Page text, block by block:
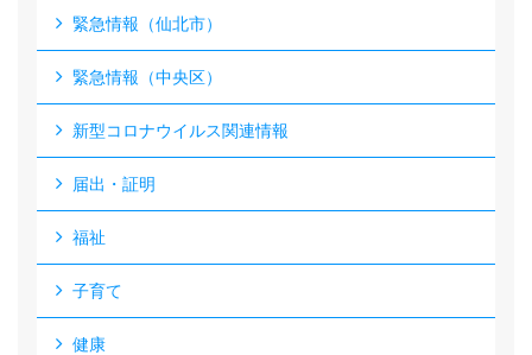
緊急情報（仙北市）
緊急情報（中央区）
新型コロナウイルス関連情報
届出・証明
福祉
子育て
健康